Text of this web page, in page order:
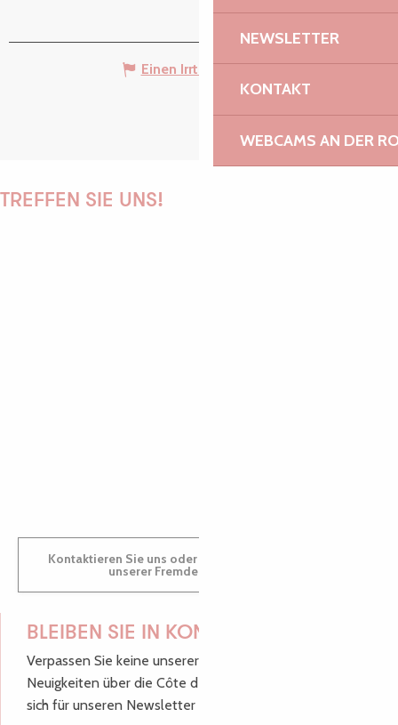
NEWSLETTER
KONTAKT
WEBCAMS AN DER
Einen Irrtum angeben
TREFFEN SIE UNS!
Kontaktieren Sie uns oder besuchen Sie uns in einem
unserer Fremdenverkehrsbüros.
BLEIBEN SIE IN KONTAKT!
Verpassen Sie keine unserer guten Tipps und
Neuigkeiten über die Côte de Granit Rose, melden Sie
sich für unseren Newsletter an.